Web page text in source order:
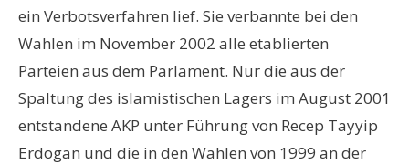
ein Verbotsverfahren lief. Sie verbannte bei den
Wahlen im November 2002 alle etablierten
Parteien aus dem Parlament. Nur die aus der
Spaltung des islamistischen Lagers im August 2001
entstandene AKP unter Führung von Recep Tayyip
Erdogan und die in den Wahlen von 1999 an der